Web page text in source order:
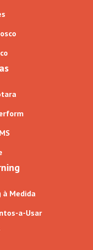
à Medida
a-Usar